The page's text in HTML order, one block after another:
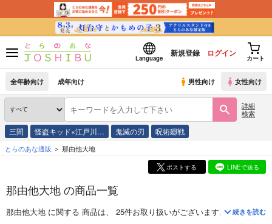
Language
新規登録 ログイン
カート
全年齢向け 成年向け 男性向け 女性向け
詳細
検索
三間 怪盗キッド×江戸川… 鬼滅の刃 呪術廻戦
とらのあな通販 那由他大地
ポストする LINEで送る
那由他大地 の商品一覧
那由他大地 に関する 商品は、 25件お取り扱いがございます。「アリスゆ
続きを読む